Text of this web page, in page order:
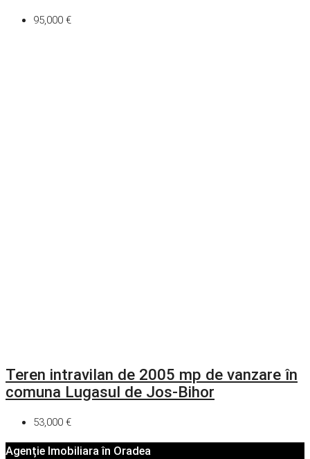
95,000 €
Teren intravilan de 2005 mp de vanzare în
comuna Lugasul de Jos-Bihor
53,000 €
Agenție Imobiliara în Oradea